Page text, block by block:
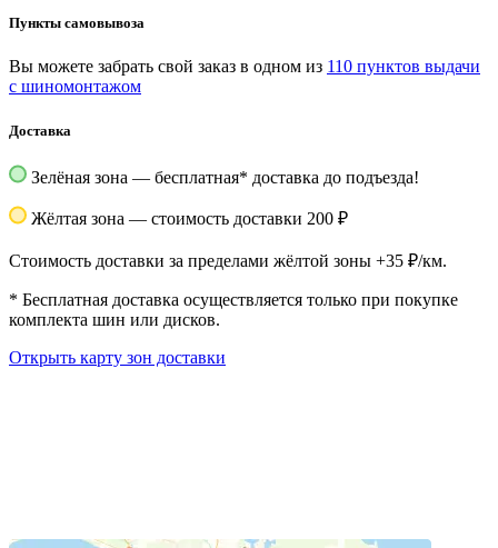
Пункты самовывоза
Вы можете забрать свой заказ в одном из 110 пунктов выдачи
с шиномонтажом
Доставка
Зелёная зона — бесплатная* доставка до подъезда!
Жёлтая зона — стоимость доставки 200 ₽
Стоимость доставки за пределами жёлтой зоны +35 ₽/км.
* Бесплатная доставка осуществляется только при покупке
комплекта шин или дисков.
Открыть карту зон доставки